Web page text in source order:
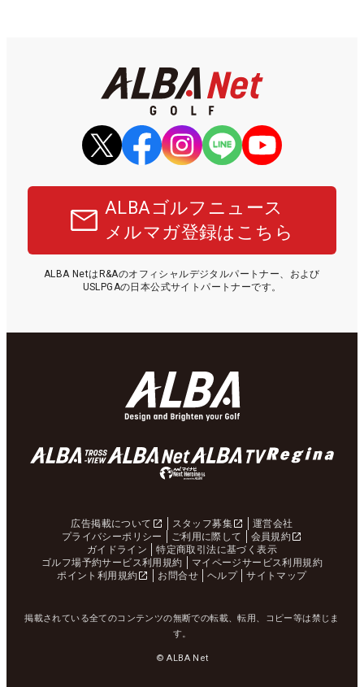
ALBAゴルフニュース
メルマガ登録はこちら
ALBA NetはR&Aのオフィシャルデジタルパートナー、および
USLPGAの日本公式サイトパートナーです。
広告掲載について スタッフ募集
運営会社
プライバシーポリシー
ご利用に際して
会員規約
ガイドライン
特定商取引法に基づく表示
ゴルフ場予約サービス利用規約
マイページサービス利用規約
ポイント利用規約
お問合せ ヘルプ サイトマップ
掲載されている全てのコンテンツの無断での転載、転用、コピー等は禁じま
す。
© ALBA Net